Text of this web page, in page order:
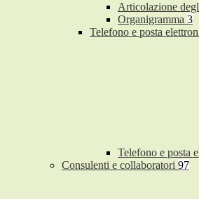
Articolazione
Organigramma 3
Telefono e posta
Telefono e posta
Consulenti e collaboratori 97